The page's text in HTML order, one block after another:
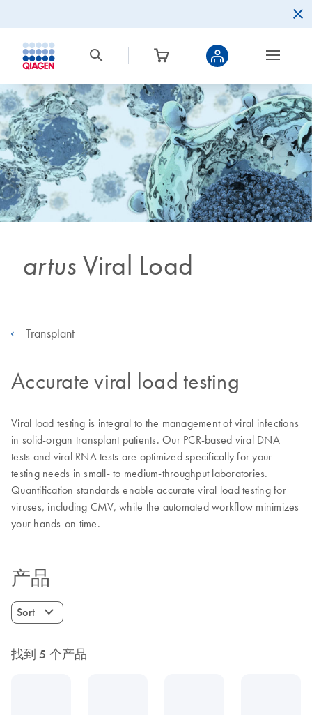
artus Viral Load
Transplant
Accurate viral load testing
Viral load testing is integral to the management of viral infections
in solid-organ transplant patients. Our PCR-based viral DNA
tests and viral RNA tests are optimized specifically for your
testing needs in small- to medium-throughput laboratories.
Quantification standards enable accurate viral load testing for
viruses, including CMV, while the automated workflow minimizes
your hands-on time.
产品
Sort
找到 5 个产品